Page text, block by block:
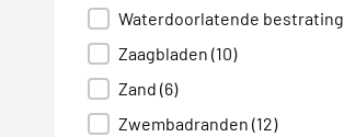
Waterdoorlatende bestrating
Zaagbladen (10)
Zand (6)
Zwembadranden (12)